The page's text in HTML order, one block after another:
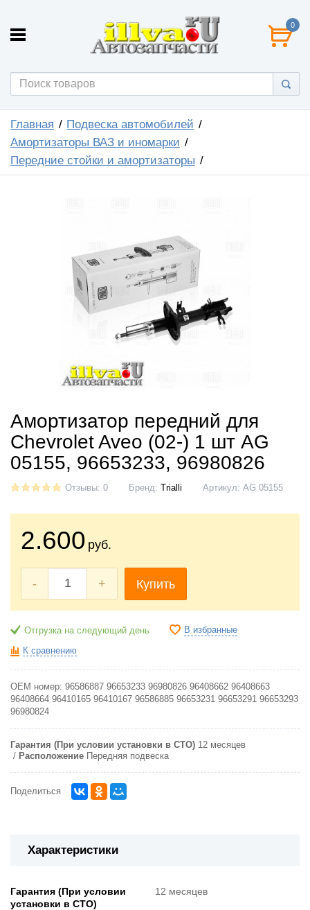
0
Главная
Подвеска автомобилей
Амортизаторы ВАЗ и иномарки
Передние стойки и амортизаторы
Амортизатор передний для
Chevrolet Aveo (02-) 1 шт AG
05155, 96653233, 96980826
Отзывы: 0 Бренд: Trialli Артикул: AG 05155
2.600 руб.
- + Купить
Отгрузка на следующий день В избранные
К сравнению
OEM номер: 96586887 96653233 96980826 96408662 96408663
96408664 96410165 96410167 96586885 96653231 96653291 96653293
96980824
Гарантия (При условии установки в СТО) 12 месяцев
Расположение
Передняя подвеска
Поделиться
Характеристики
Гарантия (При условии
установки в СТО)
12 месяцев